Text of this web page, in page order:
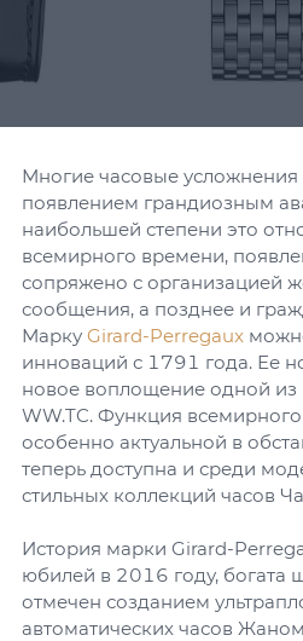
Многие часовые
появлением грандиозным
наибольшей степени это
всемирного времени,
сопряжено с организацией
сообщения, а позднее и
Марку Girard-Perregaux
инноваций с 1791 года. Ее
новое воплощение одной из
WW.TC. Функция
особенно актуальной в
теперь доступна и среди
стильных коллекций часов
История марки Girard-
юбилей в 2016 году, богата
отмечен созданием
автоматических часов